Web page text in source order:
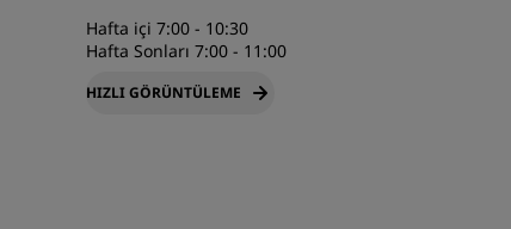
Hafta içi 7:00 - 10:30
Hafta Sonları 7:00 - 11:00
HIZLI GÖRÜNTÜLEME